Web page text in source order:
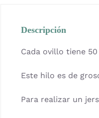
Descripción
Cada ovillo tiene
Este hilo es de
Para realizar un